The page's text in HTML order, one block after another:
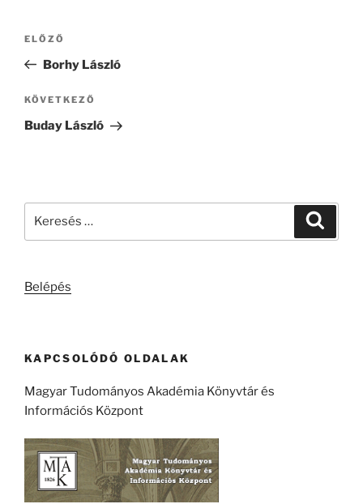
Bejegyzés
Korábbi
bejegyzés
ELŐZŐ
Borhy László
Következő
bejegyzés
KÖVETKEZŐ
Buday László
Belépés
KAPCSOLÓDÓ OLDALAK
Magyar Tudományos Akadémia Könyvtár és
Információs Központ